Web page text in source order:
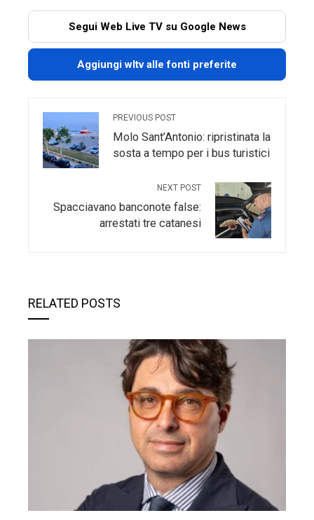
Segui Web Live TV su Google News
Aggiungi wltv alle fonti preferite
PREVIOUS POST
Molo Sant’Antonio: ripristinata la
sosta a tempo per i bus turistici
NEXT POST
Spacciavano banconote false:
arrestati tre catanesi
RELATED POSTS